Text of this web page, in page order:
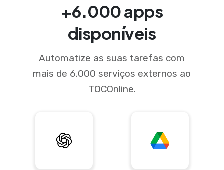
+6.000 apps
disponíveis
Automatize as suas tarefas com
mais de 6.000 serviços externos ao
TOCOnline.